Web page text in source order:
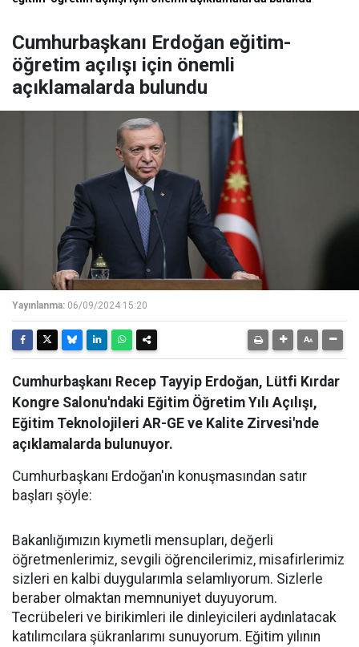
Cumhurbaşkanı Erdoğan eğitim-
öğretim açılışı için önemli
açıklamalarda bulundu
Yayınlanma: 06/09/2024 15:20
Cumhurbaşkanı Recep Tayyip Erdoğan, Lütfi Kırdar
Kongre Salonu'ndaki Eğitim Öğretim Yılı Açılışı,
Eğitim Teknolojileri AR-GE ve Kalite Zirvesi'nde
açıklamalarda bulunuyor.
Cumhurbaşkanı Erdoğan'ın konuşmasından satır
başları şöyle:
Bakanlığımızın kıymetli mensupları, değerli
öğretmenlerimiz, sevgili öğrencilerimiz, misafirlerimiz
sizleri en kalbi duygularımla selamlıyorum. Sizlerle
beraber olmaktan memnuniyet duyuyorum.
Tecrübeleri ve birikimleri ile dinleyicileri aydınlatacak
katılımcılara şükranlarımı sunuyorum. Eğitim yılının